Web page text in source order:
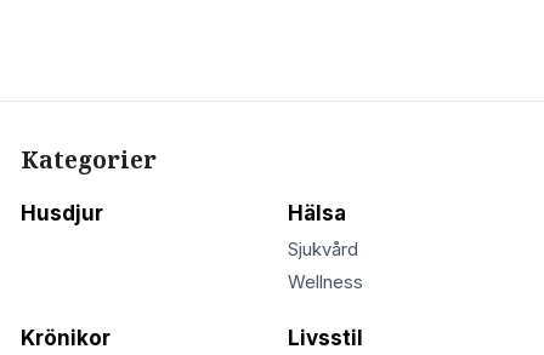
Kategorier
Husdjur Hälsa
Sjukvård
Wellness
Krönikor Livsstil